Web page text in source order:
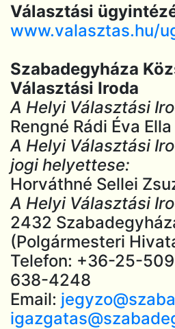
Választási
www.valasztas.hu/
Szabadegyháza
Választási Iroda
A Helyi Választási
Rengné Rádi Éva Ella
A Helyi Választási
jogi helyettese:
Horváthné Sellei
A Helyi Választási
2432
(Polgármesteri
Telefon: +36-25-
638-4248
Email: